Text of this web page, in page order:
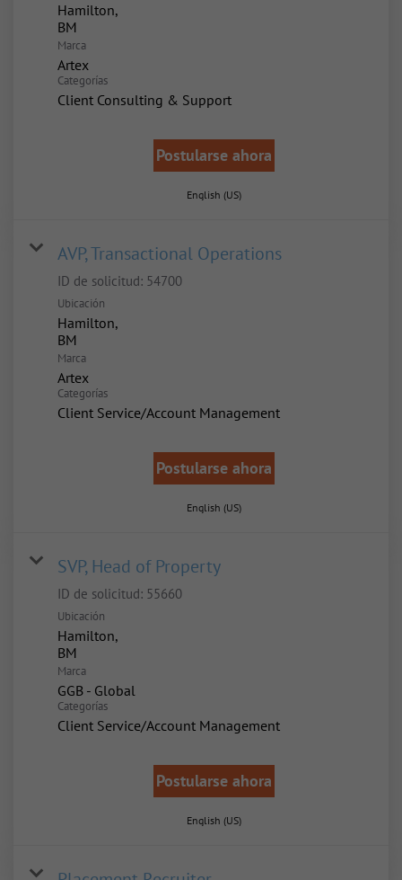
Hamilton,
Marca
Artex
Categorías
Client Consulting & Support
Postularse ahora
English (US)
AVP, Transactional Operations
ID de solicitud: 54700
Ubicación
Hamilton,
Marca
Artex
Categorías
Client Service/Account Management
Postularse ahora
English (US)
SVP, Head of Property
ID de solicitud: 55660
Ubicación
Hamilton,
Marca
GGB - Global
Categorías
Client Service/Account Management
Postularse ahora
English (US)